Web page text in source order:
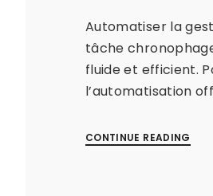
Automatiser la
tâche
fluide et efficient.
l’automatisation
CONTINUE READING